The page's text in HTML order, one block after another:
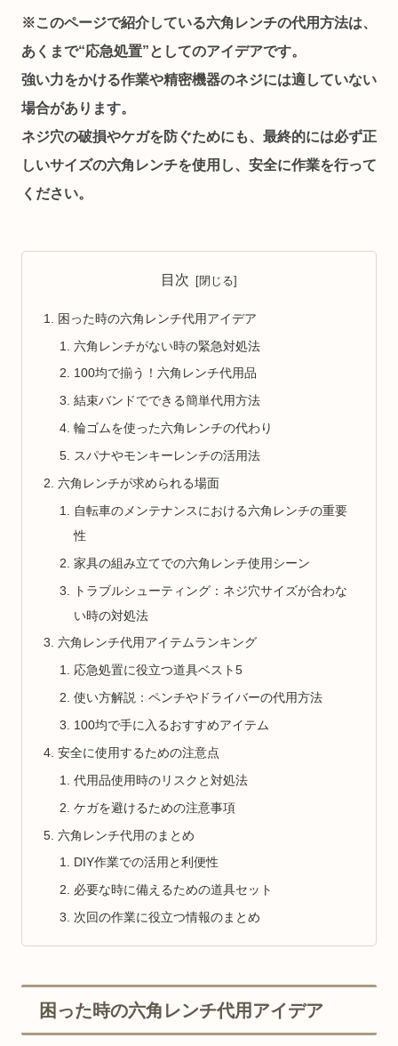
※このページで紹介している六角レンチの代用方法は、
あくまで“応急処置”としてのアイデアです。
強い力をかける作業や精密機器のネジには適していない
場合があります。
ネジ穴の破損やケガを防ぐためにも、最終的には必ず正
しいサイズの六角レンチを使用し、安全に作業を行って
ください。
目次
困った時の六角レンチ代用アイデア
六角レンチがない時の緊急対処法
100均で揃う！六角レンチ代用品
結束バンドでできる簡単代用方法
輪ゴムを使った六角レンチの代わり
スパナやモンキーレンチの活用法
六角レンチが求められる場面
自転車のメンテナンスにおける六角レンチの重要
性
家具の組み立てでの六角レンチ使用シーン
トラブルシューティング：ネジ穴サイズが合わな
い時の対処法
六角レンチ代用アイテムランキング
応急処置に役立つ道具ベスト5
使い方解説：ペンチやドライバーの代用方法
100均で手に入るおすすめアイテム
安全に使用するための注意点
代用品使用時のリスクと対処法
ケガを避けるための注意事項
六角レンチ代用のまとめ
DIY作業での活用と利便性
必要な時に備えるための道具セット
次回の作業に役立つ情報のまとめ
困った時の六角レンチ代用アイデア